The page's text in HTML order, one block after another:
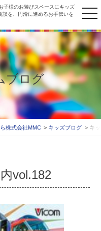
子様のお遊びスペースにキッズ
を、円滑に進めるお手伝いを
ブログ
株式会社MMC キッズブログ キ
内vol.182